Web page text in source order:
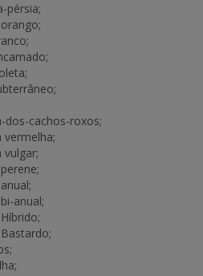
pérsia;
dos-cachos-roxos;
vermelha;
vulgar;
anual;